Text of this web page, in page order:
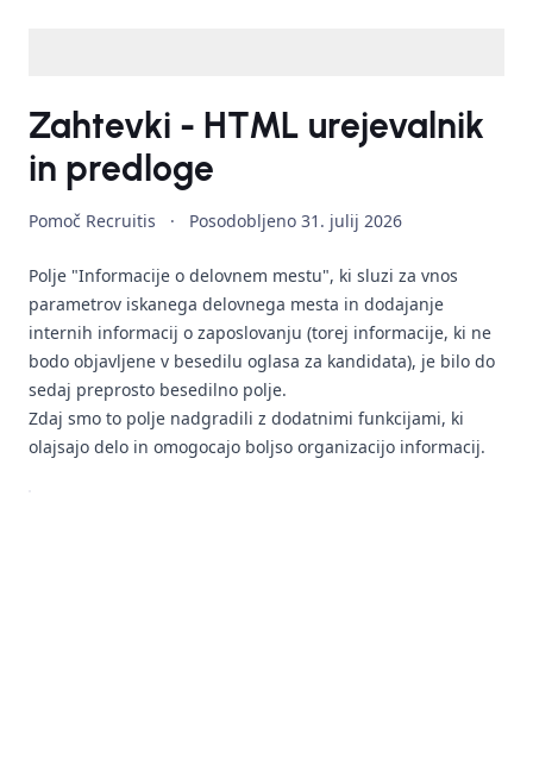
Zahtevki - HTML urejevalnik
in predloge
Pomoč Recruitis · Posodobljeno 31. julij 2026
Polje "Informacije o delovnem mestu", ki sluzi za vnos
parametrov iskanega delovnega mesta in dodajanje
internih informacij o zaposlovanju (torej informacije, ki ne
bodo objavljene v besedilu oglasa za kandidata), je bilo do
sedaj preprosto besedilno polje.
Zdaj smo to polje nadgradili z dodatnimi funkcijami, ki
olajsajo delo in omogocajo boljso organizacijo informacij.